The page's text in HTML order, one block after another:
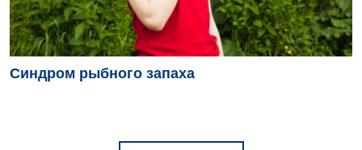
Детская гинекология
Детская дерматовенерология
Детская кардиоревматология
Синдром рыбного запаха